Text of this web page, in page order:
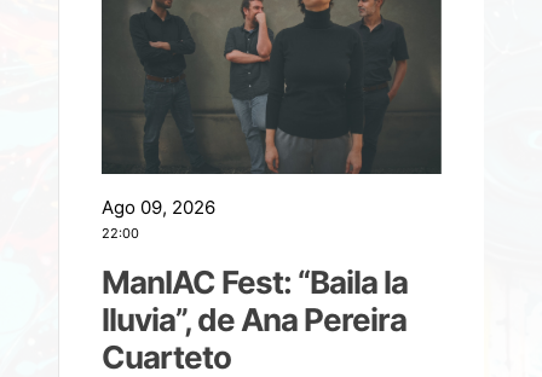
Ago 09, 2026
22:00
ManIAC Fest: “Baila la
lluvia”, de Ana Pereira
Cuarteto